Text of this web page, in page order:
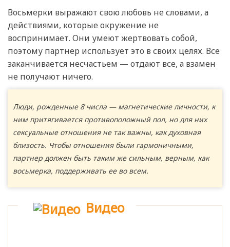
Восьмерки выражают свою любовь не словами, а
действиями, которые окружение не
воспринимает. Они умеют жертвовать собой,
поэтому партнер использует это в своих целях. Все
заканчивается несчастьем — отдают все, а взамен
не получают ничего.
Люди, рожденные 8 числа — магнетические личности, к
ним притягивается противоположный пол, но для них
сексуальные отношения не так важны, как духовная
близость. Чтобы отношения были гармоничными,
партнер должен быть таким же сильным, верным, как
восьмерка, поддерживать ее во всем.
Видео